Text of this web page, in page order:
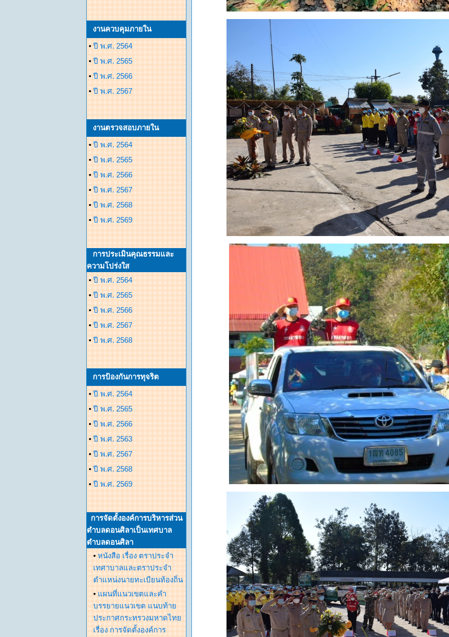
งานควบคุมภายใน
• ปี พ.ศ. 2564
• ปี พ.ศ. 2565
• ปี พ.ศ. 2566
• ปี พ.ศ. 2567
งานตรวจสอบภายใน
• ปี พ.ศ. 2564
• ปี พ.ศ. 2565
• ปี พ.ศ. 2566
• ปี พ.ศ. 2567
• ปี พ.ศ. 2568
• ปี พ.ศ. 2569
การประเมินคุณธรรมและ
ความโปร่งใส
• ปี พ.ศ. 2564
• ปี พ.ศ. 2565
• ปี พ.ศ. 2566
• ปี พ.ศ. 2567
• ปี พ.ศ. 2568
การป้องกันการทุจริต
• ปี พ.ศ. 2564
• ปี พ.ศ. 2565
• ปี พ.ศ. 2566
• ปี พ.ศ. 2563
• ปี พ.ศ. 2567
• ปี พ.ศ. 2568
• ปี พ.ศ. 2569
การจัดตั้งองค์การบริหารส่วน
ตำบลดอนศิลาเป็นเทศบาล
ตำบลดอนศิลา
• หนังสือ เรื่อง ตราประจำ
เทศาบาลและตราประจำ
ตำแหน่งนายทะเบียนท้องถิ่น
• แผนที่แนวเขตและคำ
บรรยายแนวเขต แนบท้าย
ประกาศกระทรวงมหาดไทย
เรื่อง การจัดตั้งองค์การ